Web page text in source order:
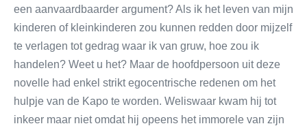
een aanvaardbaarder argument? Als ik het leven van mijn
kinderen of kleinkinderen zou kunnen redden door mijzelf
te verlagen tot gedrag waar ik van gruw, hoe zou ik
handelen? Weet u het? Maar de hoofdpersoon uit deze
novelle had enkel strikt egocentrische redenen om het
hulpje van de Kapo te worden. Weliswaar kwam hij tot
inkeer maar niet omdat hij opeens het immorele van zijn